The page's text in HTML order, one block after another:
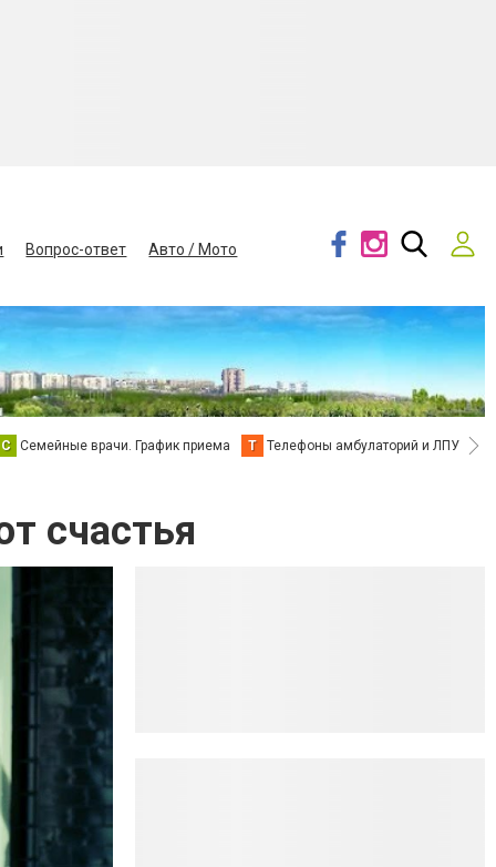
Вопрос-ответ
Авто / Мото
С Семейные врачи. График приема Т Телефоны амбулаторий и ЛПУ В
счастья